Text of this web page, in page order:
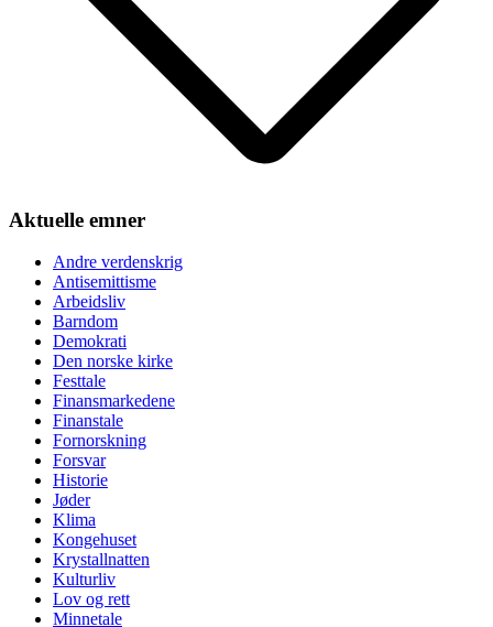
Aktuelle emner
Andre verdenskrig
Antisemittisme
Arbeidsliv
Barndom
Demokrati
Den norske kirke
Festtale
Finansmarkedene
Finanstale
Fornorskning
Forsvar
Historie
Jøder
Klima
Kongehuset
Krystallnatten
Kulturliv
Lov og rett
Minnetale